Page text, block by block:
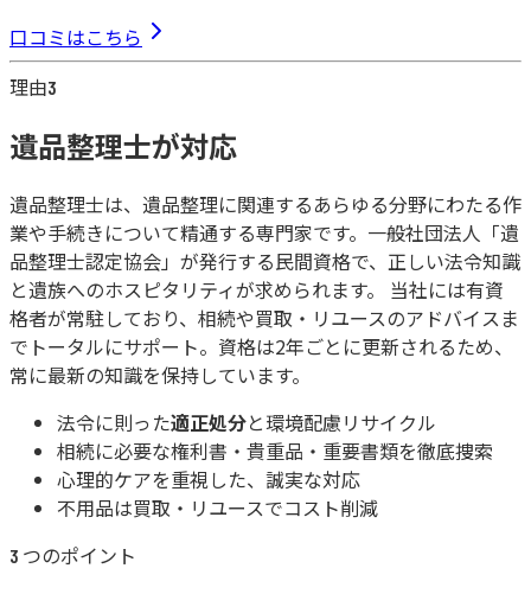
口コミはこちら
理由3
遺品整理士が対応
遺品整理士は、遺品整理に関連するあらゆる分野にわたる作
業や手続きについて精通する専門家です。一般社団法人「遺
品整理士認定協会」が発行する民間資格で、正しい法令知識
と遺族へのホスピタリティが求められます。 当社には有資
格者が常駐しており、相続や買取・リユースのアドバイスま
でトータルにサポート。資格は2年ごとに更新されるため、
常に最新の知識を保持しています。
法令に則った適正処分と環境配慮リサイクル
相続に必要な権利書・貴重品・重要書類を徹底捜索
心理的ケアを重視した、誠実な対応
不用品は買取・リユースでコスト削減
3 つのポイント